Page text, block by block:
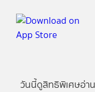
วันนี้ดูสิทธิพิเศษอ่าน